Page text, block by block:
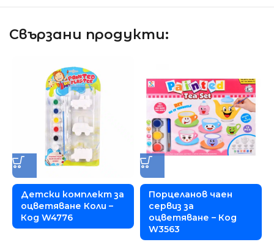
Свързани продукти:
Детски комплект за
оцветяване Коли –
Код W4776
Порцеланов чаен
сервиз за
оцветяване – Код
W3563